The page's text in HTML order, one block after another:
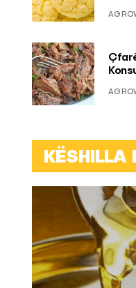
KËSHILLA